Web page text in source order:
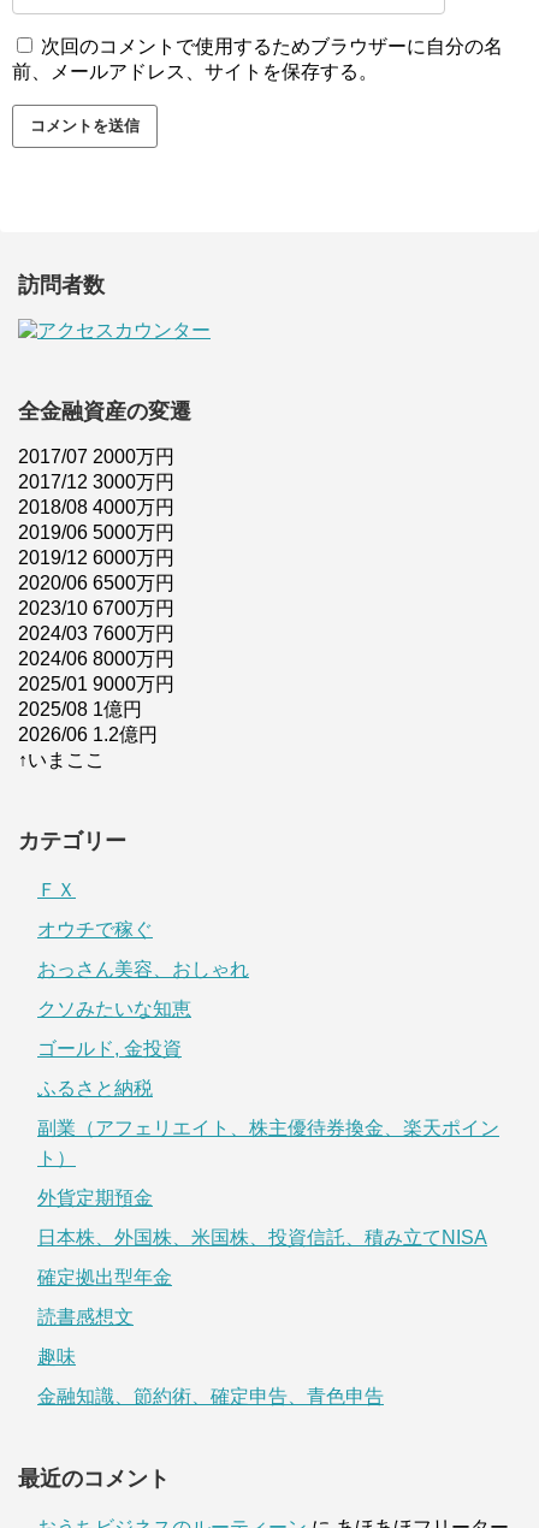
次回のコメントで使用するためブラウザーに自分の名
前、メールアドレス、サイトを保存する。
訪問者数
全金融資産の変遷
2017/07 2000万円
2017/12 3000万円
2018/08 4000万円
2019/06 5000万円
2019/12 6000万円
2020/06 6500万円
2023/10 6700万円
2024/03 7600万円
2024/06 8000万円
2025/01 9000万円
2025/08 1億円
2026/06 1.2億円
↑いまここ
カテゴリー
ＦＸ
オウチで稼ぐ
おっさん美容、おしゃれ
クソみたいな知恵
ゴールド, 金投資
ふるさと納税
副業（アフェリエイト、株主優待券換金、楽天ポイン
ト）
外貨定期預金
日本株、外国株、米国株、投資信託、積み立てNISA
確定拠出型年金
読書感想文
趣味
金融知識、節約術、確定申告、青色申告
最近のコメント